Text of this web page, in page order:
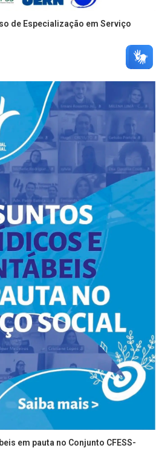
de Especialização em Serviço
em pauta no Conjunto CFESS-